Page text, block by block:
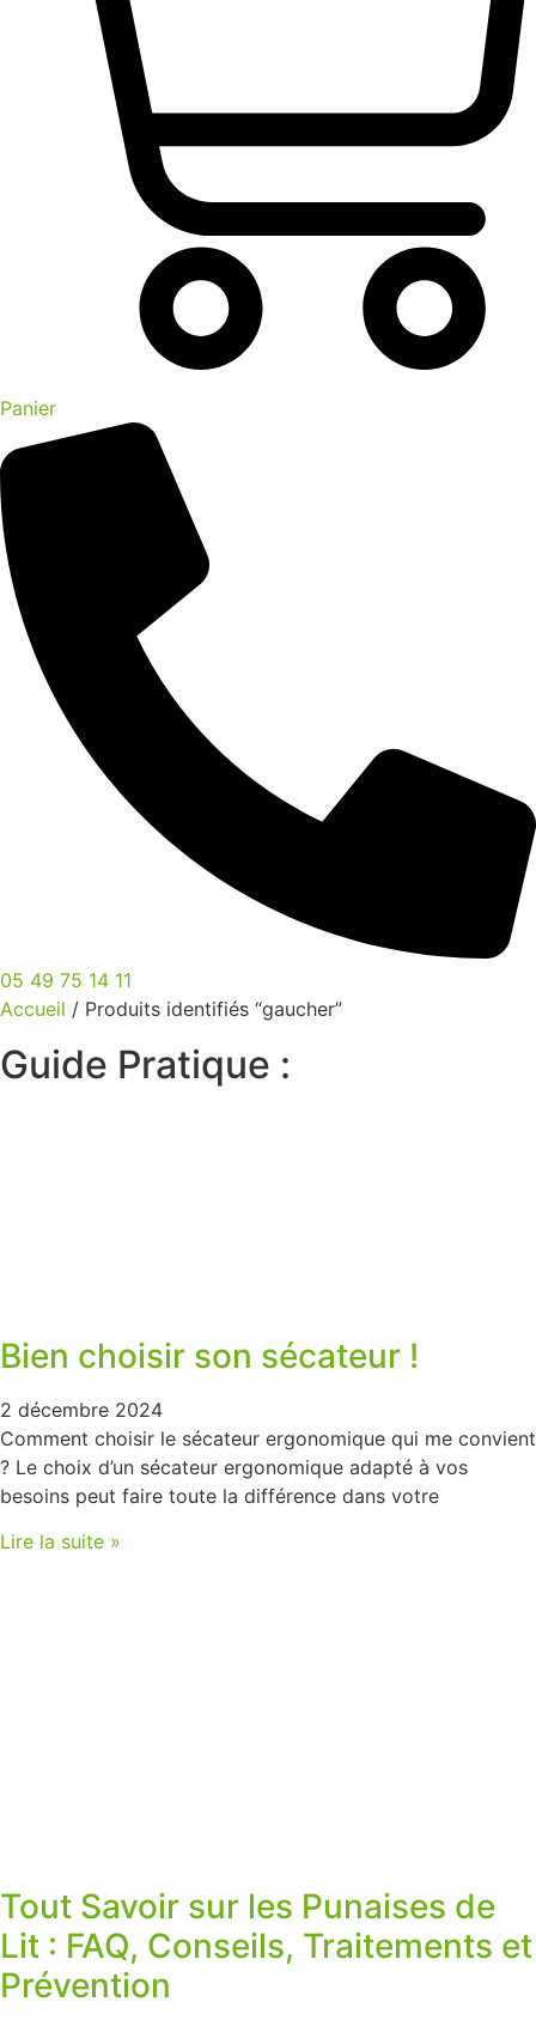
Panier
05 49 75 14 11
Accueil / Produits identifiés “gaucher”
Guide Pratique :
Bien choisir son sécateur !
2 décembre 2024
Comment choisir le sécateur ergonomique qui me convient
? Le choix d’un sécateur ergonomique adapté à vos
besoins peut faire toute la différence dans votre
Lire la suite »
Tout Savoir sur les Punaises de
Lit : FAQ, Conseils, Traitements et
Prévention